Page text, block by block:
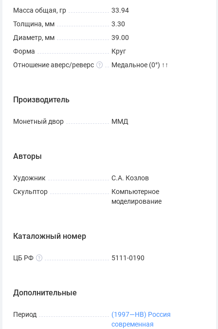
Масса общая, гр
33.94
Толщина, мм
3.30
Диаметр, мм
39.00
Форма
Круг
Отношение аверс/реверс
Медальное (0°) ↑↑
Производитель
Монетный двор ММД
Авторы
Художник
С.А. Козлов
Скульптор
Компьютерное
моделирование
Каталожный номер
ЦБ РФ 5111-0190
Дополнительные
Период
(1997—НВ) Россия
современная